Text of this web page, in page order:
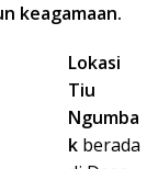
keagamaan.
Lokasi
Tiu
Ngumba
k berada